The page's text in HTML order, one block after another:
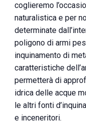
coglieremo
naturalistica e per
determinate
poligono di armi
inquinamento di
caratteristiche
permetterà di
idrica delle acque
le altri fonti
e inceneritori.